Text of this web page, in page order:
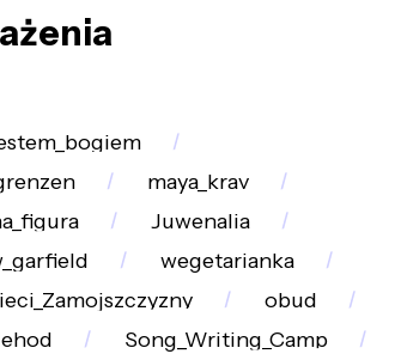
maya_krav
Juwenalia
wegetarianka
obud
Song_Writing_Camp